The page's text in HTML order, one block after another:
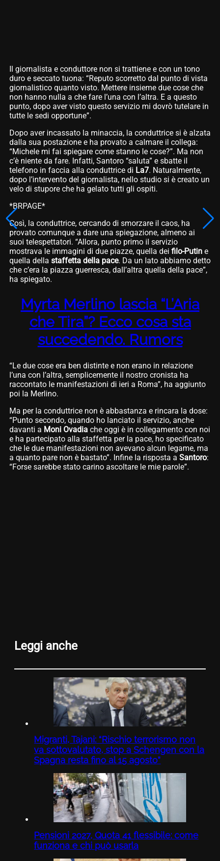
Il giornalista e conduttore non si trattiene e con un tono
duro e seccato tuona: “Reputo scorretto dal punto di vista
giornalistico quanto visto. Mettere insieme due cose che
non hanno nulla a che fare l’una con l’altra. E a questo
punto, dopo aver visto questo servizio mi dovrò tutelare in
tutte le sedi opportune”.
Dopo aver incassato la minaccia, la conduttrice si è alzata
dalla sua postazione e ha provato a calmare il collega:
“Michele mi fai spiegare come stanno le cose?”. Ma non
c’è niente da fare. Infatti, Santoro “saluta” e sbatte il
telefono in faccia alla conduttrice di La7. Naturalmente,
dopo l’intervento del giornalista, nello studio si è creato un
velo di stupore che ha gelato tutti gli ospiti.
*BRPAGE*
Così, la conduttrice, cercando di smorzare il caos, ha
provato comunque a dare una spiegazione, almeno ai
suoi telespettatori. “Allora, punto primo il servizio
mostrava le immagini di due piazze, quella dei filo-Putine
quella della staffetta della pace. Da un lato abbiamo detto
che c’era la piazza guerresca, dall’altra quella della pace”,
ha spiegato.
Myrta Merlino lascia “L’Aria
che Tira”? Ecco cosa sta
succedendo. Rumors
“Le due cose era ben distinte e non erano in relazione
l’una con l’altra, semplicemente il nostro cronista ha
raccontato le manifestazioni di ieri a Roma”, ha aggiunto
poi la Merlino.
Ma per la conduttrice non è abbastanza e rincara la dose:
“Punto secondo, quando ho lanciato il servizio, anche
davanti a Moni Ovadiache oggi è in collegamento con noi
e ha partecipato alla staffetta per la pace, ho specificato
che le due manifestazioni non avevano alcun legame, ma
a quanto pare non è bastato”. Infine la risposta a Santoro:
“Forse sarebbe stato carino ascoltare le mie parole”.
Leggi anche
Migranti, Tajani: “Rischio terrorismo non
va sottovalutato, stop a Schengen con la
Spagna resta fino al 15 agosto”
Pensioni 2027, Quota 41 flessibile: come
funziona e chi può usarla